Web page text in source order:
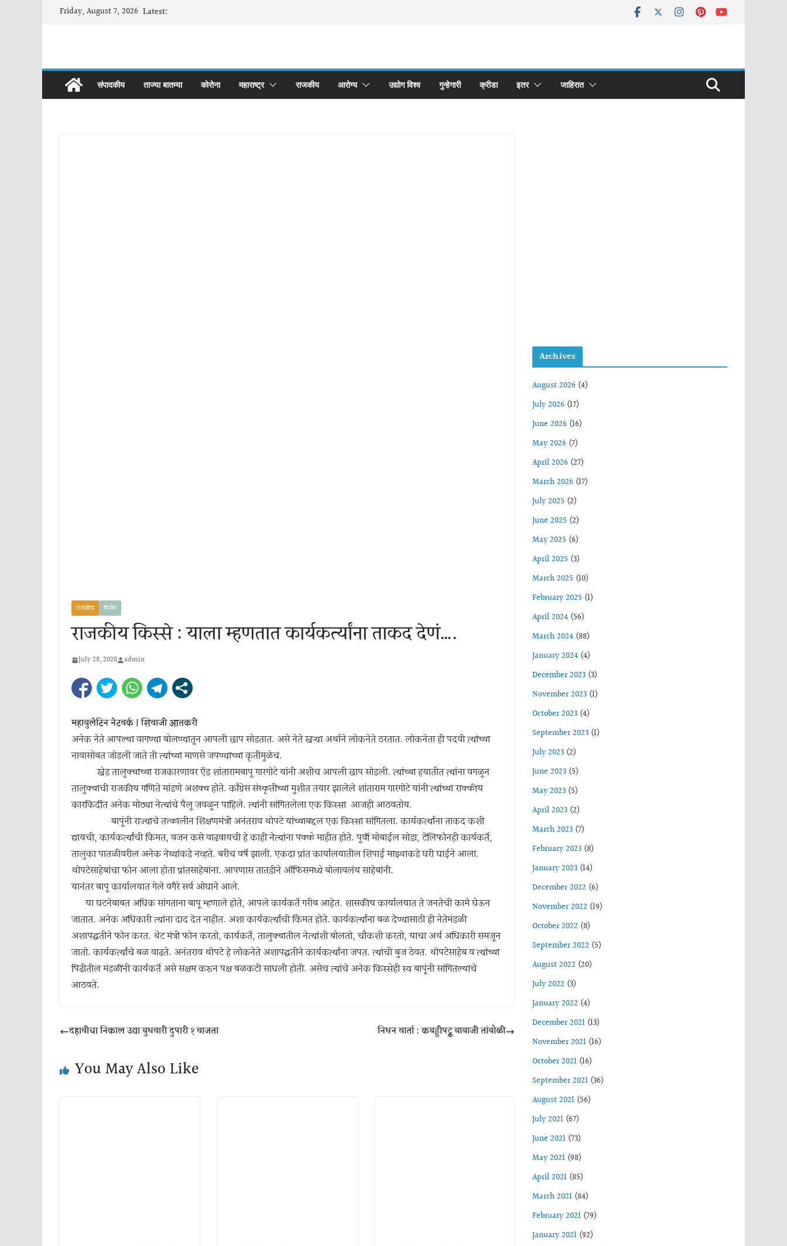
Friday, August 7, 2026 Latest:
संपादकीय ताज्या बातम्या कोरोना महाराष्ट्र राजकीय आरोग्य उद्योग विश्व गुन्हेगारी क्रीडा इतर जाहिरात
राजकीय विशेष
राजकीय किस्से : याला म्हणतात कार्यकर्त्यांना ताकद देणं….
July 28, 2020 admin
महाबुलेटिन नेटवर्क | शिवाजी आतकरी
अनेक नेते आपल्या वागण्या बोलण्यातून आपली छाप सोडतात. असे नेते खऱ्या अर्थाने लोकनेते ठरतात. लोकनेता ही पदवी त्यांच्या
नावासोबत जोडली जाते ती त्यांच्या माणसे जपण्याच्या कृतीमुळेच.
खेड तालुक्याच्या राजकारणावर ऍड शांतारामबापू गारगोटे यांनी अशीच आपली छाप सोडली. त्यांच्या हयातीत त्यांना वगळून
तालुक्याची राजकीय गणिते मांडणे अशक्य होते. काँग्रेस संस्कृतीच्या मुशीत तयार झालेले शांताराम गारगोटे यांनी त्यांच्या राक्कीय
कारकिर्दीत अनेक मोठ्या नेत्यांचे पैलू जवळून पाहिले. त्यांनी सांगितलेला एक किस्सा आजही आठवतोय.
बापूंनी राज्याचे तत्कालीन शिक्षणमंत्री अनंतराव थोपटे यांच्याबद्दल एक किस्सा सांगितला. कार्यकर्त्यांना ताकद कशी
द्यायची, कार्यकर्त्यांची किंमत, वजन कसे वाढवायची हे काही नेत्यांना पक्के माहीत होते. पूर्वी मोबाईल सोडा, टेलिफोनही कार्यकर्ते,
तालुका पातळीवरील अनेक नेय्यांकडे नव्हते. बरीच वर्षे झाली. एकदा प्रांत कार्यालयातील शिपाई माझ्याकडे घरी घाईने आला.
थोपटेसाहेबांचा फोन आला होता प्रांतसाहेबांना. आपणास तातडीने ऑफिसमध्ये बोलावलंय साहेबांनी.
यानंतर बापू कार्यालयात गेले वगैरे सर्व ओघाने आले.
या घटनेबाबत अधिक सांगताना बापू म्हणाले होते, आपले कार्यकर्ते गरीब आहेत. शासकीय कार्यालयात ते जनतेची कामे घेऊन
जातात. अनेक अधिकारी त्यांना दाद देत नाहीत. अशा कार्यकर्त्यांची किंमत होते. कार्यकर्त्यांना बळ देण्यासाठी ही नेतेमंडळी
अशापद्धतीने फोन करत. थेट मंत्री फोन करतो, कार्यकर्ते, तालुक्यातील नेत्यांशी बोलतो, चौकशी करतो, याचा अर्थ अधिकारी समजून
जातो. कार्यकर्त्यांचे बळ वाढते. अनंतराव थोपटे हे लोकनेते अशापद्धतीने कार्यकर्त्यांना जपत. त्यांची बुज ठेवत. थोपटेसाहेब व त्यांच्या
पिढीतील मंडळींनी कार्यकर्ते असे सक्षम करून पक्ष बळकटी साधली होती. असेच त्यांचे अनेक किस्सेही स्व बापूंनी सांगितल्याचे
आठवते.
दहावीचा निकाल उद्या बुधवारी दुपारी १ वाजता निधन वार्ता : कबड्डीपट्टू बाबाजी तांबोळी
You May Also Like
Archives
August 2026 (4)
July 2026 (17)
June 2026 (16)
May 2026 (7)
April 2026 (27)
March 2026 (17)
July 2025 (2)
June 2025 (2)
May 2025 (6)
April 2025 (3)
March 2025 (10)
February 2025 (1)
April 2024 (56)
March 2024 (88)
January 2024 (4)
December 2023 (3)
November 2023 (1)
October 2023 (4)
September 2023 (1)
July 2023 (2)
June 2023 (5)
May 2023 (5)
April 2023 (2)
March 2023 (7)
February 2023 (8)
January 2023 (14)
December 2022 (6)
November 2022 (19)
October 2022 (8)
September 2022 (5)
August 2022 (20)
July 2022 (3)
January 2022 (4)
December 2021 (13)
November 2021 (16)
October 2021 (16)
September 2021 (36)
August 2021 (56)
July 2021 (67)
June 2021 (73)
May 2021 (98)
April 2021 (85)
March 2021 (84)
February 2021 (79)
January 2021 (92)